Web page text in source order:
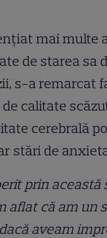
mai multe
de starea sa
s-a remarcat
calitate
cerebrală
stări de
prin această
aflat că am un
aveam